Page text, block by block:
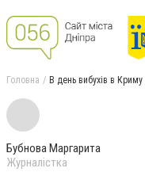
Головна В день вибухів в
Бубнова Маргарита
Журналістка